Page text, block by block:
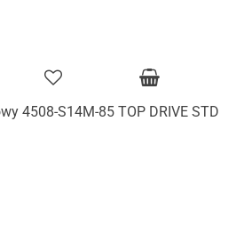
4508-S14M-85 TOP DRIVE STD